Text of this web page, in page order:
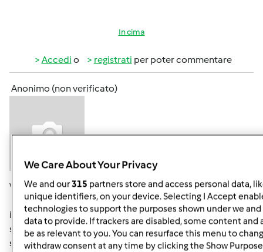
In cima
Accedi o registrati per poter commentare
Anonimo (non verificato)
Ven, 12/20/2013 - 13:02
#5
:bigsmile
: Vi presento Boobina pasta madre venuta
in Sudtirol..... dalla Lombardia.....(Pina) renderebbe
sofficie pure mia zia.....non so se rendo l'idea..notare il
segno nero
più raddoppiata in 2 ore..condominio di
We Care About Your Privacy
We and our315 partners store and access personal data,
unique identifiers, on your device. Selecting I Accept
technologies to support the purposes shown under we
data to provide. If trackers are disabled, some content and
be as relevant to you. You can resurface this menu to
withdraw consent at any time by clicking the Show